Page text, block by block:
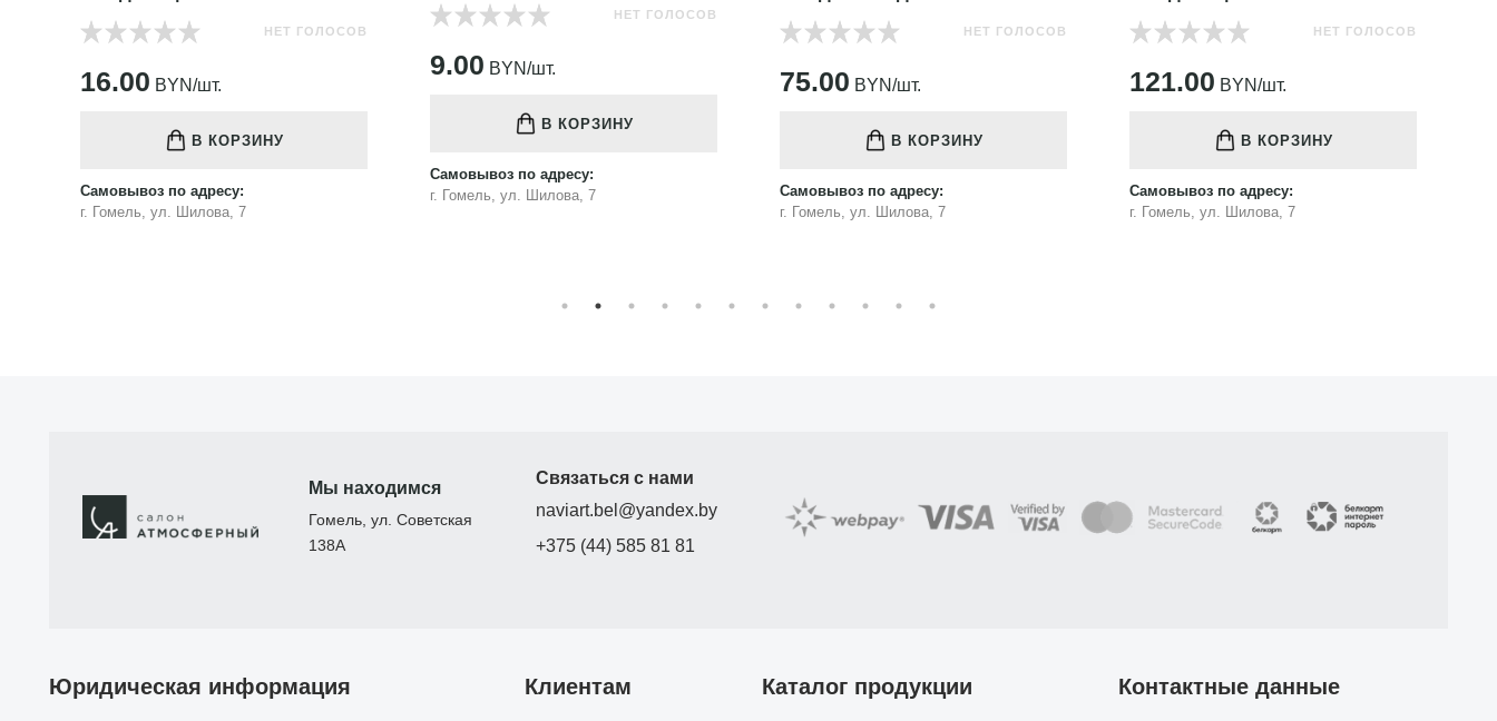
НЕТ ГОЛОСОВ
16.00 BYN/шт.
В КОРЗИНУ
Самовывоз по адресу:
г. Гомель, ул. Шилова, 7
НЕТ ГОЛОСОВ
9.00 BYN/шт.
В КОРЗИНУ
Самовывоз по адресу:
г. Гомель, ул. Шилова, 7
НЕТ ГОЛОСОВ
75.00 BYN/шт.
В КОРЗИНУ
Самовывоз по адресу:
г. Гомель, ул. Шилова, 7
НЕТ ГОЛОСОВ
121.00 BYN/шт.
В КОРЗИНУ
Самовывоз по адресу:
г. Гомель, ул. Шилова, 7
Мы находимся
Гомель, ул. Советская
138А
Связаться с нами
naviart.bel@yandex.by
+375 (44) 585 81 81
Юридическая информация Клиентам Каталог продукции Контактные данные